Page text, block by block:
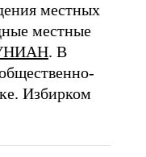
местных
местные
. В
Избирком